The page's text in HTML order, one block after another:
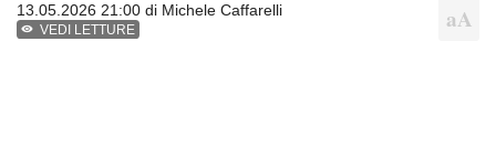
13.05.2026 21:00 di Michele Caffarelli
VEDI LETTURE